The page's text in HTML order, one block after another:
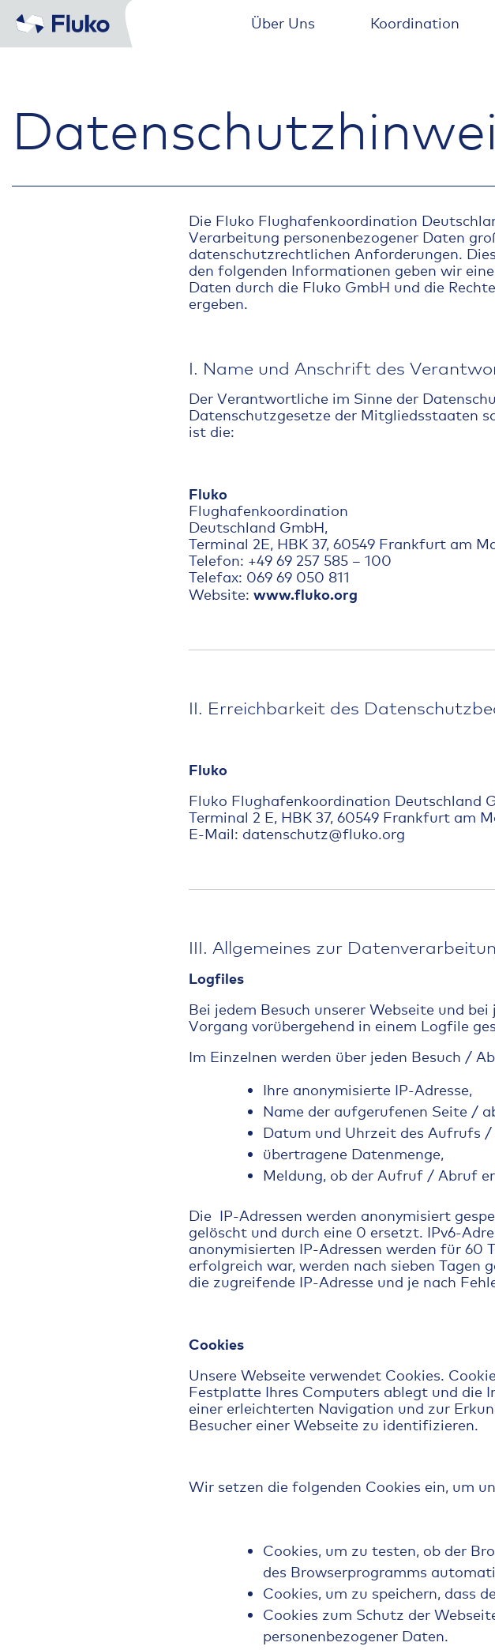
Über Uns Koordination
Die Fluko Flughafenkoordination
Verarbeitung personenbezogener Daten
datenschutzrechtlichen Anforderungen.
den folgenden Informationen geben wir
Daten durch die Fluko GmbH und die
ergeben.
I. Name und Anschrift des
Der Verantwortliche im Sinne der
Datenschutzgesetze der Mitgliedsstaaten
ist die:
Fluko
Flughafenkoordination
Deutschland GmbH,
Terminal 2E, HBK 37, 60549 Frankfurt am
Telefon: +49 69 257 585 – 100
Telefax: 069 69 050 811
Website: www.fluko.org
II. Erreichbarkeit des
Fluko
Fluko Flughafenkoordination Deutschland
Terminal 2 E, HBK 37, 60549 Frankfurt am
E-Mail: datenschutz@fluko.org
III. Allgemeines zur
Logfiles
Bei jedem Besuch unserer Webseite und
Vorgang vorübergehend in einem Logfile
Im Einzelnen werden über jeden Besuch /
Ihre anonymisierte IP-Adresse,
Name der aufgerufenen Seite /
Datum und Uhrzeit des Aufrufs /
übertragene Datenmenge,
Meldung, ob der Aufruf / Abruf
Die IP-Adressen werden anonymisiert
gelöscht und durch eine 0 ersetzt. IPv6-
anonymisierten IP-Adressen werden für
erfolgreich war, werden nach sieben Tagen
die zugreifende IP-Adresse und je nach
Cookies
Unsere Webseite verwendet Cookies.
Festplatte Ihres Computers ablegt und die
einer erleichterten Navigation und zur
Besucher einer Webseite zu identifizieren.
Wir setzen die folgenden Cookies ein, um
Cookies, um zu testen, ob der
des Browserprogramms
Cookies, um zu speichern, dass
Cookies zum Schutz der
personenbezogener Daten.